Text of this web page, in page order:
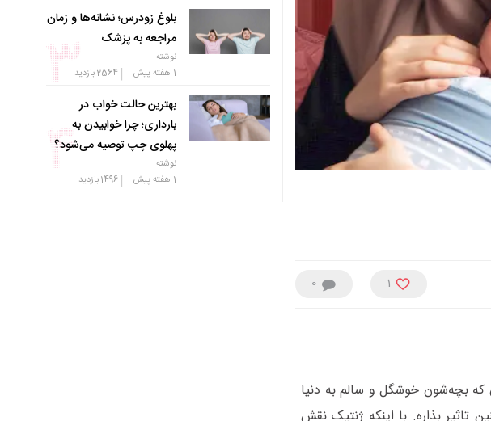
0 1
که بچه‌شون خوشگل و سالم به دنیا
بلوغ زودرس؛ نشانه‌ها و زمان
مراجعه به پزشک
نوشته
1 هفته پیش
|
2564بازدید
بهترین حالت خواب در
بارداری؛ چرا خوابیدن به
پهلوی چپ توصیه می‌شود؟
نوشته
1 هفته پیش
|
1496بازدید